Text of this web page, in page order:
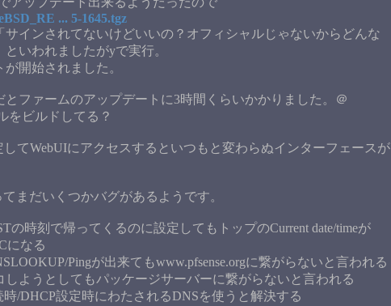
... 5-1645.tgz
サインされてないけどいいの？オフィシャルじゃないからどんな
いわれましたがyで実行。
開始されました。
とファームのアップデートに3時間くらいかかりました。＠
をビルドしてる？
てWebUIにアクセスするといつもと変わらぬインターフェースが
まだいくつかバグがあるようです。
の時刻で帰ってくるのに設定してもトップのCurrent date/timeが
になる
Pingが出来てもwww.pfsense.orgに繋がらないと言われる
しようとしてもパッケージサーバーに繋がらないと言われる
時/DHCP設定時にわたされるDNSを使うと解決する